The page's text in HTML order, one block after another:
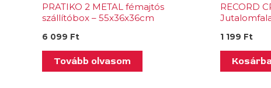
PRATIKO 2 METAL fémajtós
szállítóbox – 55x36x36cm
6 099 Ft
Tovább olvasom
RECORD
1 199 Ft